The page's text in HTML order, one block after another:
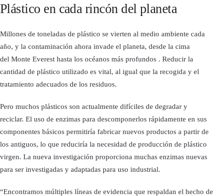
Plástico en cada rincón del planeta
Millones de toneladas de plástico se vierten al medio ambiente cada
año, y la contaminación ahora invade el planeta, desde la cima
del Monte Everest hasta los océanos más profundos . Reducir la
cantidad de plástico utilizado es vital, al igual que la recogida y el
tratamiento adecuados de los residuos.
Pero muchos plásticos son actualmente difíciles de degradar y
reciclar. El uso de enzimas para descomponerlos rápidamente en sus
componentes básicos permitiría fabricar nuevos productos a partir de
los antiguos, lo que reduciría la necesidad de producción de plástico
virgen. La nueva investigación proporciona muchas enzimas nuevas
para ser investigadas y adaptadas para uso industrial.
“Encontramos múltiples líneas de evidencia que respaldan el hecho de